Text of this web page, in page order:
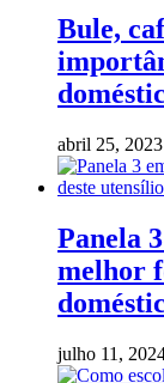
Bule,
abril 25, 2023
Panela
melhor
julho 11,